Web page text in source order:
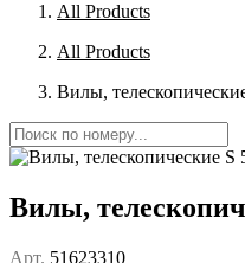
All Products
All Products
Вилы,
Вилы,
Арт. 51623310